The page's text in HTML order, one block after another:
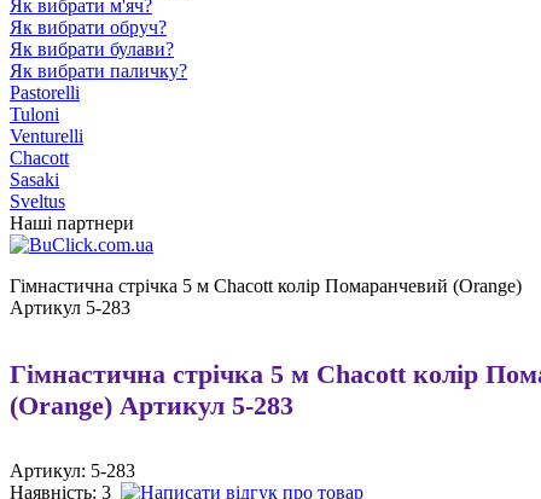
Як вибрати м'яч?
Як вибрати обруч?
Як вибрати булави?
Як вибрати паличку?
Pastorelli
Tuloni
Venturelli
Chacott
Sasaki
Sveltus
Наші партнери
Гімнастична стрічка 5 м Chacott колір Помаранчевий (Orange)
Артикул 5-283
Гімнастична стрічка 5 м Chacott колір
(Orange) Артикул 5-283
Артикул: 5-283
Наявність: 3